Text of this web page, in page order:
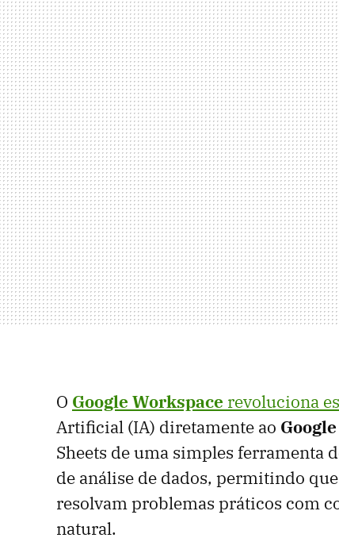
O Google Workspace revoluciona
Artificial (IA) diretamente ao
Sheets de uma simples ferramenta
de análise de dados, permitindo
resolvam problemas práticos com
natural.